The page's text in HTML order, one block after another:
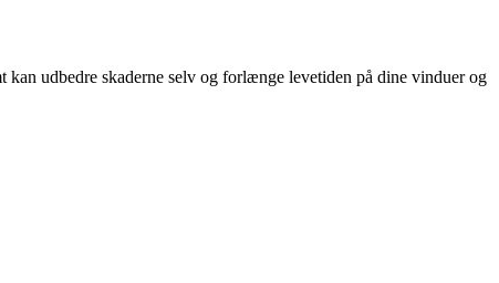
udbedre skaderne selv og forlænge levetiden på dine vinduer og